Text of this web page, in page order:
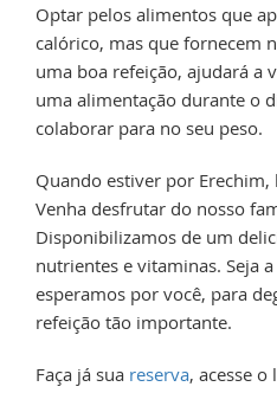
Optar pelos alimentos que
calórico, mas que fornecem
uma boa refeição, ajudará a
uma alimentação durante o
colaborar para no seu peso.
Quando estiver por Erechim,
Venha desfrutar do nosso
Disponibilizamos de um
nutrientes e vitaminas. Seja
esperamos por você, para
refeição tão importante.
Faça já sua reserva, acesse o